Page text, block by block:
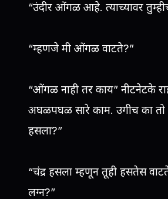
“उंदीर ओंगळ आहे. त्याच्यावर
“म्हणजे मी ओंगळ वाटते?”
“ओंगळ नाही तर काय” नीटनेटके
अघळपघळ सारे काम. उगीच का तो
हसला?”
“चंद्र हसला म्हणून तूही हसतेस
लग्न?”